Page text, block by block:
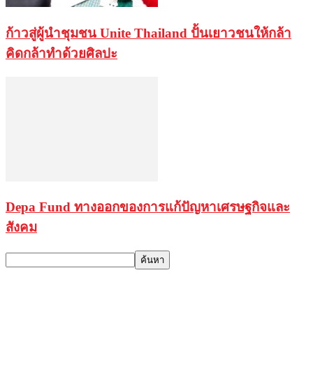
ก้าวสู่ผู้นำชุมชน Unite Thailand ปั้นเยาวชนให้กล้า
คิดกล้าทำด้วยศิลปะ
Depa Fund ทางออกของการแก้ปัญหาเศรษฐกิจและ
สังคม